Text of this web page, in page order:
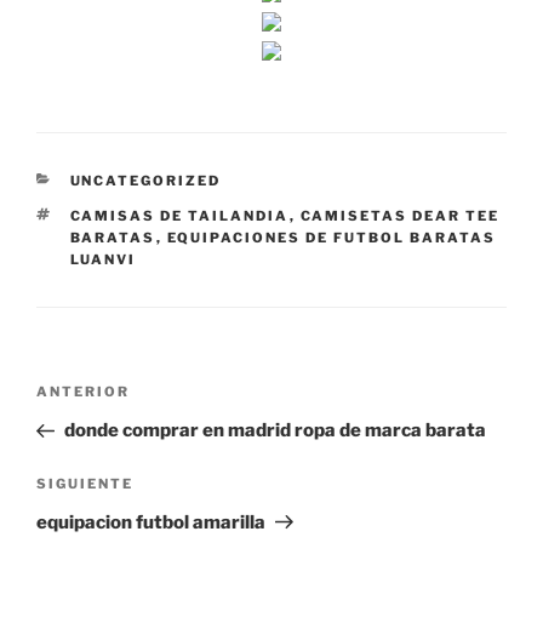
CATEGORÍAS
UNCATEGORIZED
ETIQUETAS
CAMISAS DE TAILANDIA , CAMISETAS DEAR TEE
BARATAS , EQUIPACIONES DE FUTBOL BARATAS
LUANVI
Navegación
entradas
Entrada
anterior:
ANTERIOR
donde comprar en madrid ropa de marca barata
Siguiente
entrada
SIGUIENTE
equipacion futbol amarilla